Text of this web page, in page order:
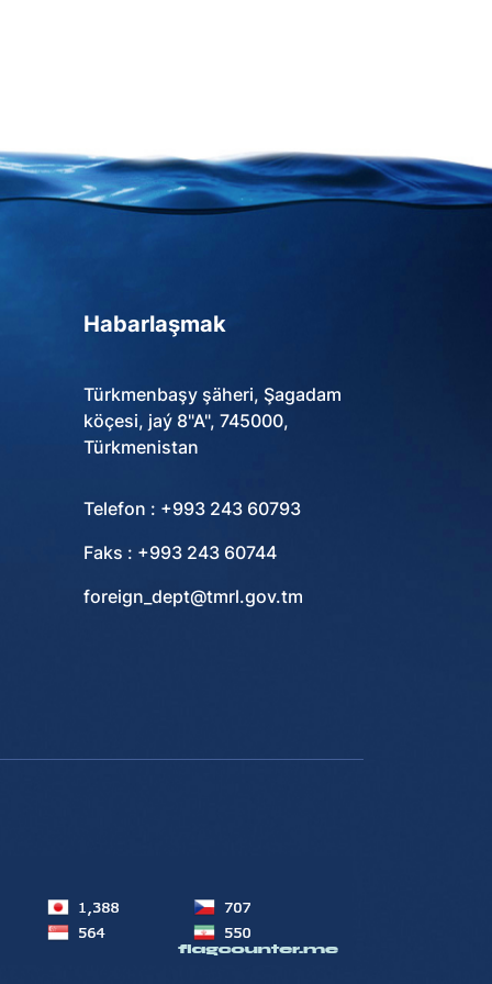
Habarlaşmak
Türkmenbaşy şäheri, Şagadam
köçesi, jaý 8"A", 745000,
Türkmenistan
Telefon : +993 243 60793
Faks : +993 243 60744
foreign_dept@tmrl.gov.tm